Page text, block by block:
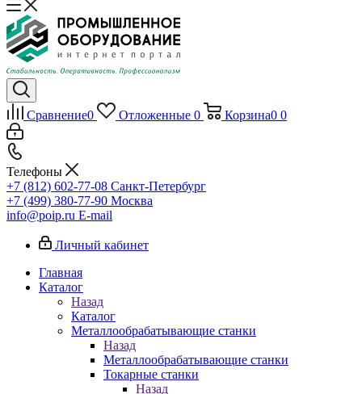
Сравнение0 Отложенные 0 Корзина0 0
Телефоны
+7 (812) 602-77-08 Санкт-Петербург
+7 (499) 380-77-90 Москва
info@poip.ru E-mail
Личный кабинет
Главная
Каталог
Назад
Каталог
Металлообрабатывающие станки
Назад
Металлообрабатывающие станки
Токарные станки
Назад